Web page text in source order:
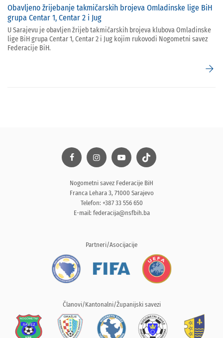
Obavljeno žrijebanje takmičarskih brojeva Omladinske lige BiH
grupa Centar 1, Centar 2 i Jug
U Sarajevu je obavljen žrijeb takmičarskih brojeva klubova Omladinske
lige BiH grupa Centar 1, Centar 2 i Jug kojim rukovodi Nogometni savez
Federacije BiH.
arrow_forward
Nogometni savez Federacije BiH
Franca Lehara 3, 71000 Sarajevo
Telefon: +387 33 556 650
E-mail: federacija@nsfbih.ba
Partneri/Asocijacije
Članovi/Kantonalni/Županijski savezi